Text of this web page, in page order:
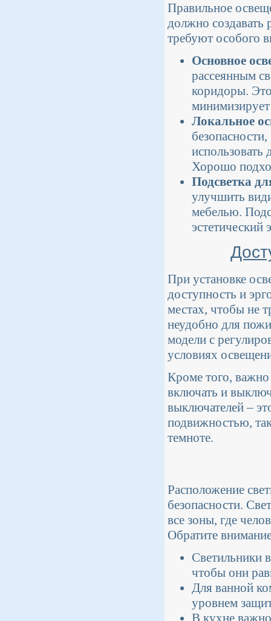
Правильное
должно создавать
требуют особого
Основное
рассеянным
коридоры.
Локальное
использовать
Хорошо
Подсветка
улучшить
мебелью.
эстетический
При установке
доступность и
местах, чтобы не
неудобно для
модели с
условиях
Кроме того, важно
включать и
выключателей –
подвижностью,
темноте.
Расположение
безопасности.
все зоны, где
Обратите
Светильники
чтобы они
Для ванной
уровнем